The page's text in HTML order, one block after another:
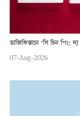
তাজিকিস্তানে ‘সি চিন পিং:
07-Aug-2026